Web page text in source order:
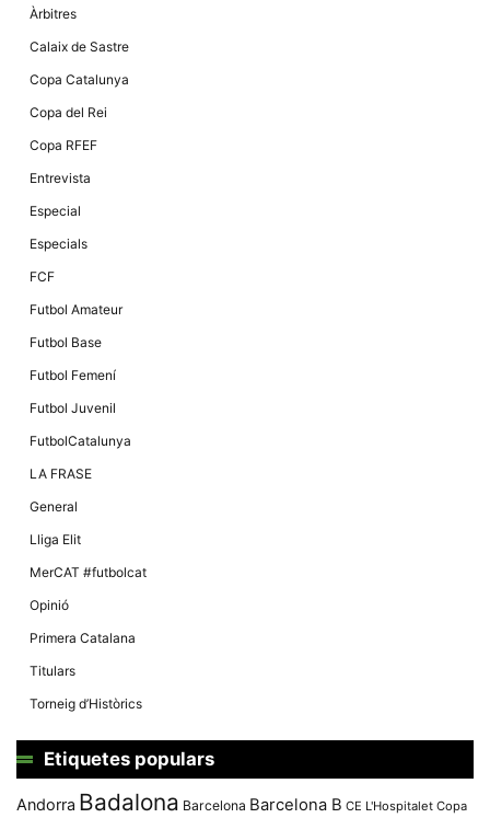
Àrbitres
Calaix de Sastre
Copa Catalunya
Copa del Rei
Copa RFEF
Entrevista
Especial
Especials
FCF
Futbol Amateur
Futbol Base
Futbol Femení
Futbol Juvenil
FutbolCatalunya
LA FRASE
General
Lliga Elit
MerCAT #futbolcat
Opinió
Primera Catalana
Titulars
Torneig d’Històrics
Etiquetes populars
Andorra Badalona Barcelona Barcelona B CE L'Hospitalet Copa